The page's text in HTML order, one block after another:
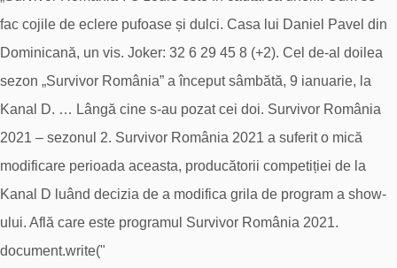
fac cojile de eclere pufoase și dulci. Casa lui Daniel Pavel din
Dominicană, un vis. Joker: 32 6 29 45 8 (+2). Cel de-al doilea
sezon „Survivor România” a început sâmbătă, 9 ianuarie, la
Kanal D. … Lângă cine s-au pozat cei doi. Survivor România
2021 – sezonul 2. Survivor România 2021 a suferit o mică
modificare perioada aceasta, producătorii competiției de la
Kanal D luând decizia de a modifica grila de program a show-
ului. Află care este programul Survivor România 2021.
document.write("